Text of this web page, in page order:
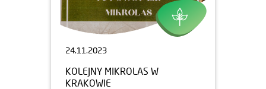
24.11.2023
KOLEJNY MIKROLAS W
KRAKOWIE